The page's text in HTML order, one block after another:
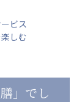
ビス
しむ
」でし